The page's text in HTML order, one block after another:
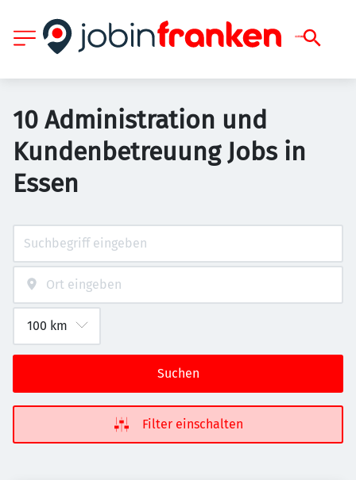
10 Administration und
Kundenbetreuung Jobs in
Essen
Suchen
Filter einschalten